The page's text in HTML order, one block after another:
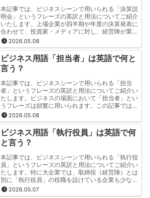
本記事では、ビジネスシーンで用いられる「決算説
明会」というフレーズの英訳と用法についてご紹介
いたします。上場企業が四半期や年度の決算発表に
合わせて、投資家・メディアに対し、経営陣が業
績、成長戦略、見通しを直接説明する場のことを指
します。この記事では「決算説明会」というフレー
ズの英訳と用法を"分かりやすく・簡潔"にご紹介い
たします。
2026.05.08
ビジネス用語「担当者」は英語で何と
言う？
本記事では、ビジネスシーンで用いられる「担当
者」というフレーズの英訳と用法についてご紹介い
たします。ビジネスの場面において「担当者」とい
うフレーズは頻繁に用いられます。この記事では
「担当者」というフレーズの英訳と用法を"分かり
やすく・簡潔"にご紹介いたします。
2026.05.08
ビジネス用語「執行役員」は英語で何
と言う？
本記事では、ビジネスシーンで用いられる「執行役
員」というフレーズの英訳と用法についてご紹介い
たします。特に大企業では、取締役（経営陣）とは
別に「執行役員」の役職を設けている企業も少なく
ありません。この記事では「執行役員」というフレ
ーズの英訳と用法を"分かりやすく・簡潔"にご紹介
2026.05.07